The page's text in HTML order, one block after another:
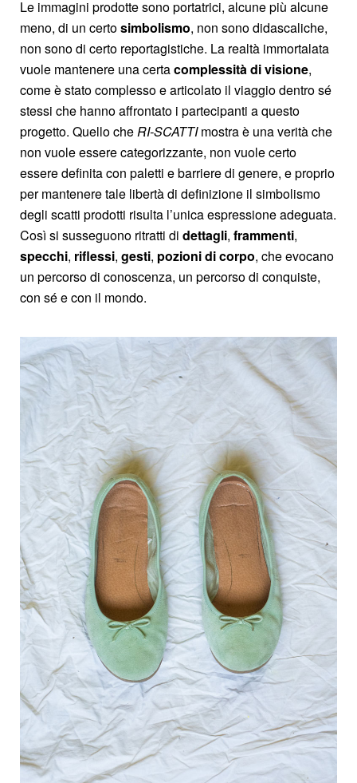
Le immagini prodotte sono portatrici, alcune più alcune
meno, di un certosimbolismo, non sono didascaliche,
non sono di certo reportagistiche. La realtà immortalata
vuole mantenere una certacomplessità di visione,
come è stato complesso e articolato il viaggio dentro sé
stessi che hanno affrontato i partecipanti a questo
progetto. Quello che RI-SCATTImostra è una verità che
non vuole essere categorizzante, non vuole certo
essere definita con paletti e barriere di genere, e proprio
per mantenere tale libertà di definizione il simbolismo
degli scatti prodotti risulta l’unica espressione adeguata.
Così si susseguono ritratti di dettagli, frammenti,
specchi, riflessi, gesti, pozioni di corpo, che evocano
un percorso di conoscenza, un percorso di conquiste,
con sé e con il mondo.